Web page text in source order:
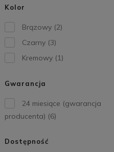
Kolor
Brązowy (2)
Czarny (3)
Kremowy (1)
Gwarancja
24 miesiące (gwarancja
producenta) (6)
Dostępność